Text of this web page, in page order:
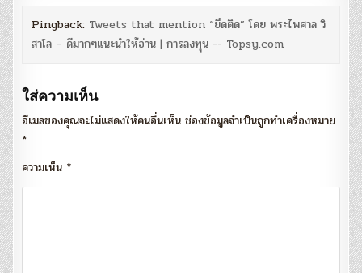
Pingback: Tweets that mention “ยึดติด” โดย พระไพศาล วิ
สาโล‏ – ดีมากๆแนะนำให้อ่าน | การลงทุน -- Topsy.com
ใส่ความเห็น
อีเมลของคุณจะไม่แสดงให้คนอื่นเห็น ช่องข้อมูลจำเป็นถูกทำเครื่องหมาย
*
ความเห็น *